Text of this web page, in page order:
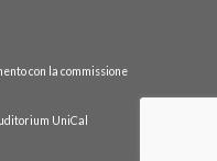
con la commissione
UniCal